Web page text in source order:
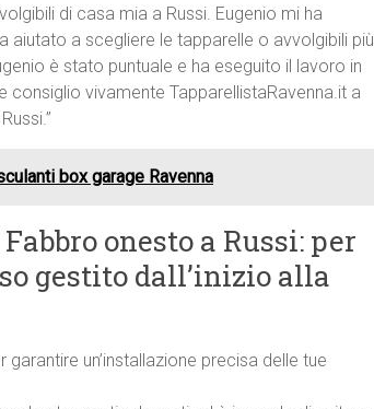
di casa mia a Russi. Eugenio mi ha
a scegliere le tapparelle o avvolgibili più
è stato puntuale e ha eseguito il lavoro in
vivamente TapparellistaRavenna.it a
box garage Ravenna
onesto a Russi: per
gestito dall’inizio alla
un’installazione precisa delle tue